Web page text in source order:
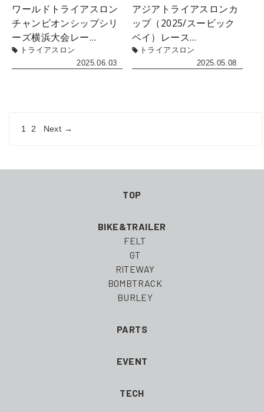
投
1 2 Next →
ワールドトライアスロン
チャンピオンシップシリ
ーズ横浜大会レー…
トライアスロン
2025.06.03
アジアトライアスロンカ
ップ（2025/スービック
ベイ）レース…
トライアスロン
2025.05.08
TOP
BIKE&TRAILER
FELT
GT
RITEWAY
BOMBTRACK
BURLEY
PARTS
EVENT
TECH